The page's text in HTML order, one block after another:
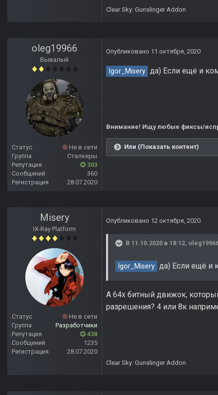
Clear Sky: Gunslinger Addon
oleg19966
Бывалый
Статус
Не в сети
Группа
Сталкеры
Репутация
303
Сообщений
360
Регистрация
28.07.2020
Опубликовано 11 октября, 2020
Igor_Misery да) Если ещё и
Внимание! Ищу любые фиксы/
Или (Показать контент)
Misery
IX-Ray Platform
Статус
Не в сети
Группа
Разработчики
Репутация
438
Сообщений
1235
Регистрация
28.07.2020
Опубликовано 12 октября, 2020
В 11.10.2020 в 18:12,
Igor_Misery да) Если ещё и
А 64х битный движок,
разрешения? 4 или 8к
Clear Sky: Gunslinger Addon